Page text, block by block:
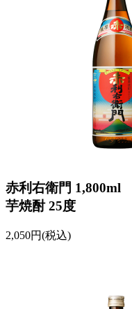
赤利右衛門 1,800ml
芋焼酎 25度
2,050円(税込)